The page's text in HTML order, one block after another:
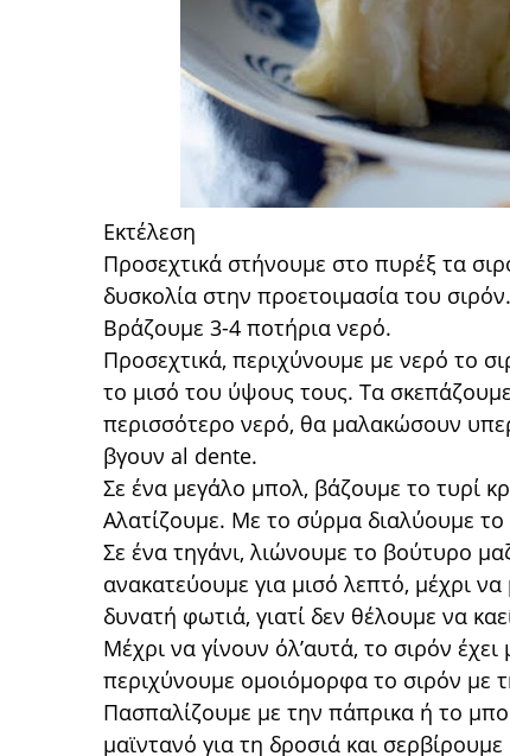
Εκτέλεση
Προσεχτικά στήνουμε στο πυρέξ τα
δυσκολία στην προετοιμασία του σιρόν.
Βράζουμε 3-4 ποτήρια νερό.
Προσεχτικά, περιχύνουμε με νερό το
το μισό του ύψους τους. Τα
περισσότερο νερό, θα μαλακώσουν
βγουν al dente.
Σε ένα μεγάλο μπολ, βάζουμε το τυρί
Αλατίζουμε. Με το σύρμα διαλύουμε το
Σε ένα τηγάνι, λιώνουμε το βούτυρο
ανακατεύουμε για μισό λεπτό, μέχρι
δυνατή φωτιά, γιατί δεν θέλουμε να
Μέχρι να γίνουν όλ’αυτά, το σιρόν
περιχύνουμε ομοιόμορφα το σιρόν με
Πασπαλίζουμε με την πάπρικα ή το
μαϊντανό για τη δροσιά και